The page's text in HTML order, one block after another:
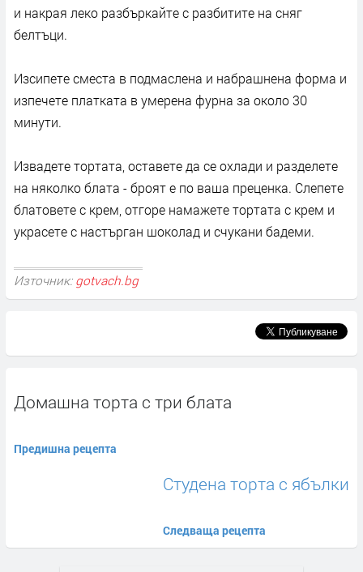
и накрая леко разбъркайте с разбитите на сняг
белтъци.
Изсипете сместа в подмаслена и набрашнена форма и
изпечете платката в умерена фурна за около 30
минути.
Извадете тортата, оставете да се охлади и разделете
на няколко блата - броят е по ваша преценка. Слепете
блатовете с крем, отгоре намажете тортата с крем и
украсете с настърган шоколад и счукани бадеми.
Източник: gotvach.bg
Домашна торта с три блата
Предишна рецепта
Студена торта с ябълки
Следваща рецепта